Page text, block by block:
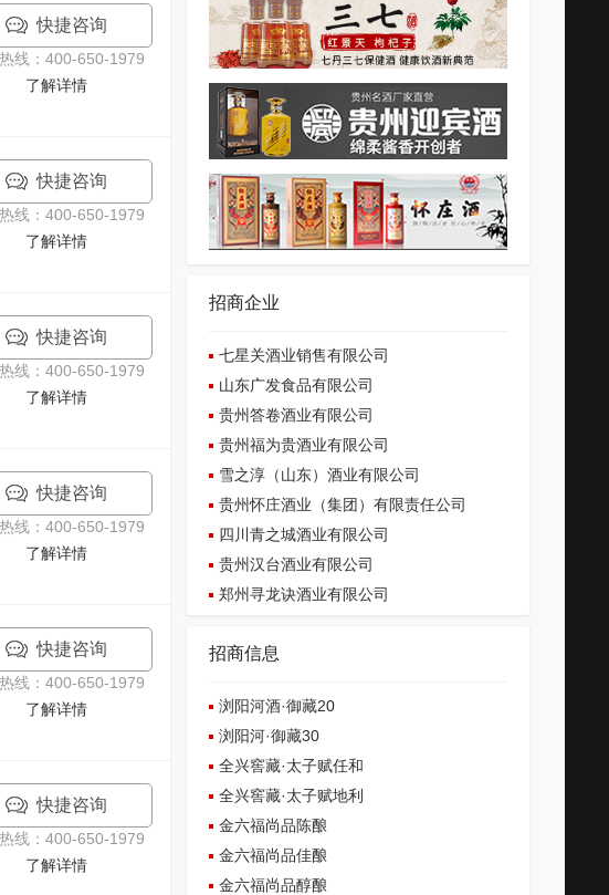
快捷咨询
线：400-650-1979
了解详情
快捷咨询
线：400-650-1979
了解详情
快捷咨询
线：400-650-1979
了解详情
快捷咨询
线：400-650-1979
了解详情
快捷咨询
线：400-650-1979
了解详情
快捷咨询
线：400-650-1979
了解详情
招商企业
七星关酒业销售有限公司
山东广发食品有限公司
贵州答卷酒业有限公司
贵州福为贵酒业有限公司
雪之淳（山东）酒业有限公司
贵州怀庄酒业（集团）有限责任公司
四川青之城酒业有限公司
贵州汉台酒业有限公司
郑州寻龙诀酒业有限公司
招商信息
浏阳河酒·御藏20
浏阳河·御藏30
全兴窖藏·太子赋任和
全兴窖藏·太子赋地利
金六福尚品陈酿
金六福尚品佳酿
金六福尚品醇酿